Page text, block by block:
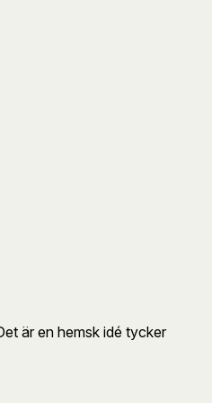
är en hemsk idé tycker